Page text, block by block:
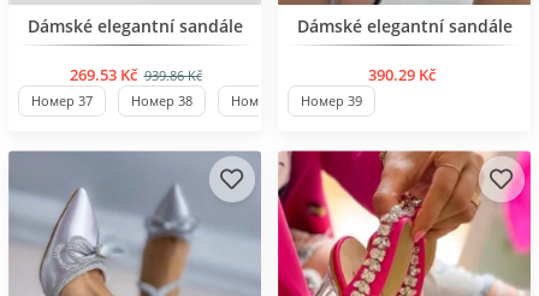
BESTSELLER
Dámské elegantní sandále
269.53 Kč 939.86 Kč
Номер 37 Номер 38 Номер 39 Номер 40
BESTSELLER
Dámské elegantní sandále
390.29 Kč
Номер 39